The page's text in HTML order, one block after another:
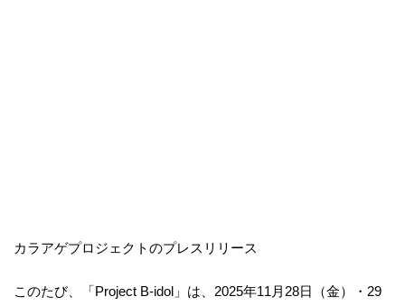
カラアゲプロジェクトのプレスリリース
このたび、「Project B-idol」は、2025年11月28日（金）・29